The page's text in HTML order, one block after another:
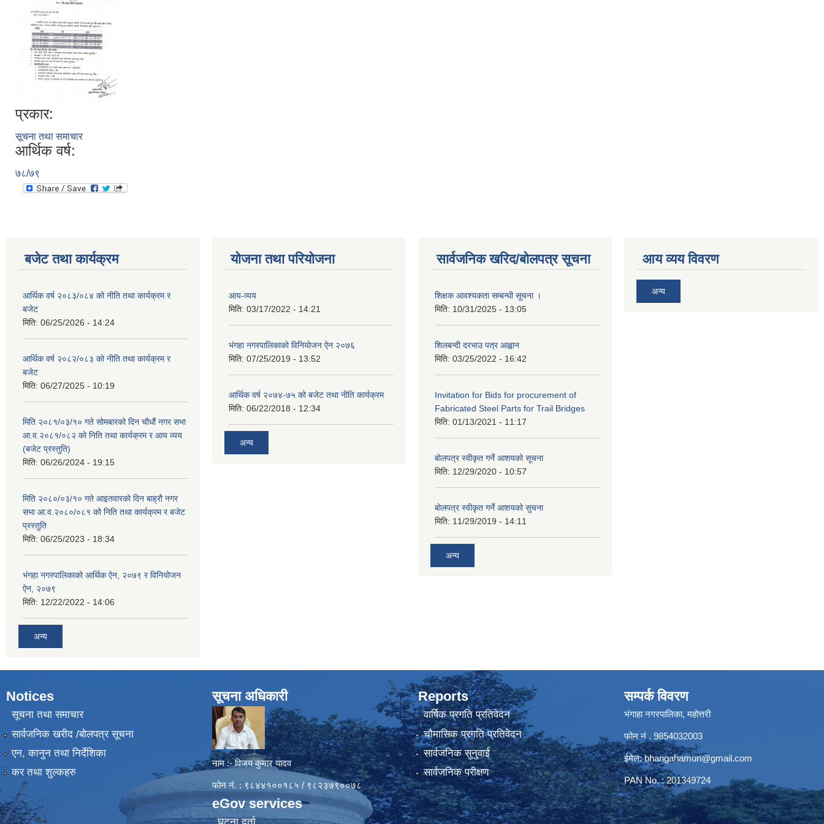
प्रकार:
सूचना तथा समाचार
आर्थिक वर्ष:
७८/७९
बजेट तथा कार्यक्रम
आर्थिक वर्ष २०८३/०८४ को नीति तथा कार्यक्रम र
बजेट
मिति: 06/25/2026 - 14:24
आर्थिक वर्ष २०८२/०८३ को नीति तथा कार्यक्रम र
बजेट
मिति: 06/27/2025 - 10:19
मिति २०८१/०३/१० गते सोमबारको दिन चौधौं नगर सभा
आ.व.२०८१/०८२ को निति तथा कार्यक्रम र आय व्यय
(बजेट प्रस्तुति)
मिति: 06/26/2024 - 19:15
मिति २०८०/०३/१० गते आइतवारको दिन बाह्रौ नगर
सभा आ.व.२०८०/०८१ को निति तथा कार्यक्रम र बजेट
प्रस्तुति
मिति: 06/25/2023 - 18:34
भंगहा नगरपालिकाको आर्थिक ऐन, २०७९ र विनियोजन
ऐन, २०७९
मिति: 12/22/2022 - 14:06
अन्य
योजना तथा परियोजना
आय-व्यय
मिति: 03/17/2022 - 14:21
भंगहा नगरपालिकाको विनियोजन ऐन २०७६
मिति: 07/25/2019 - 13:52
आर्थिक वर्ष २०७४-७५ को बजेट तथा नीति कार्यक्रम
मिति: 06/22/2018 - 12:34
अन्य
सार्वजनिक खरिद/बोलपत्र सूचना
शिक्षक आवश्यकता सम्बन्धी सूचना ।
मिति: 10/31/2025 - 13:05
शिलबन्दी दरभाउ पत्र आह्वान
मिति: 03/25/2022 - 16:42
Invitation for Bids for procurement of
Fabricated Steel Parts for Trail Bridges
मिति: 01/13/2021 - 11:17
बोलपत्र स्वीकृत गर्ने आशयको सूचना
मिति: 12/29/2020 - 10:57
बोलपत्र स्वीकृत गर्ने आशयको सुचना
मिति: 11/29/2019 - 14:11
अन्य
आय व्यय विवरण
अन्य
Notices
सूचना तथा समाचार
सार्वजनिक खरीद /बोलपत्र सूचना
एन, कानुन तथा निर्देशिका
कर तथा शुल्कहरु
सूचना अधिकारी
नाम :- विजय कुमार यादव
फोन नं. : ९८४४१००१८५ / ९८२३७९००७८
eGov services
Reports
वार्षिक प्रगति प्रतिवेदन
चौमासिक प्रगति प्रतिवेदन
सार्वजनिक सुनुवाई
सार्वजनिक परीक्षण
सम्पर्क विवरण
भंगाहा नगरपालिका, महोत्तरी
फोन नं . 9854032003
ईमेल:bhangahamun@gmail.com
PAN No. : 201349724